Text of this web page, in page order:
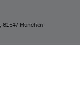
81547 München